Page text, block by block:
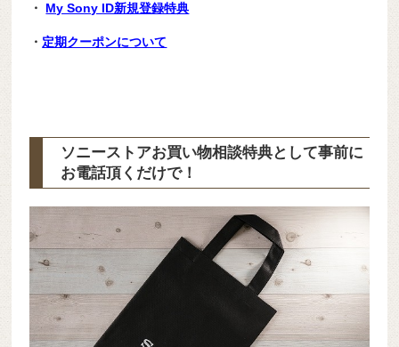
・ My Sony ID新規登録特典
・ 定期クーポンについて
ソニーストアお買い物相談特典として事前に
お電話頂くだけで！